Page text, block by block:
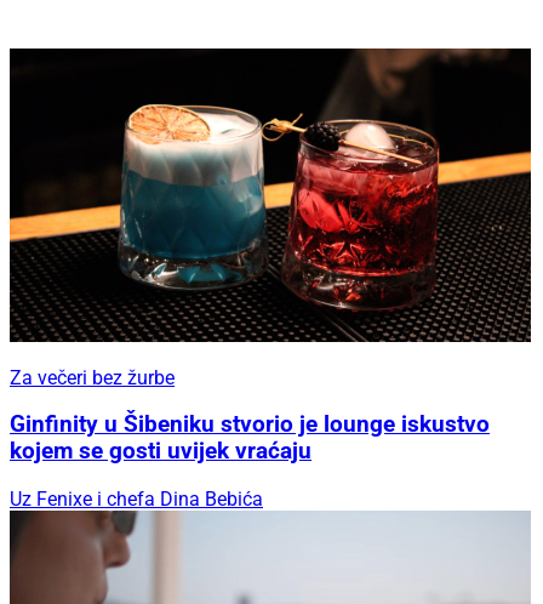
Za večeri bez žurbe
Ginfinity u Šibeniku stvorio je lounge iskustvo
kojem se gosti uvijek vraćaju
Uz Fenixe i chefa Dina Bebića